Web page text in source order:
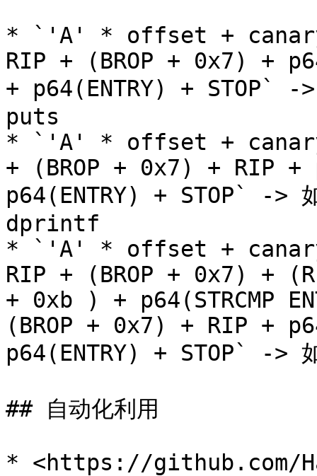
* `'A' * offset + canary
RIP + (BROP + 0x7) +
+ p64(ENTRY) + STOP` ->
puts
* `'A' * offset + canary
+ (BROP + 0x7) + RIP
p64(ENTRY) + STOP` ->
dprintf
* `'A' * offset + canary
RIP + (BROP + 0x7) +
+ 0xb ) + p64(STRCMP
(BROP + 0x7) + RIP +
p64(ENTRY) + STOP` ->
## 自动化利用
* <https://github.com/